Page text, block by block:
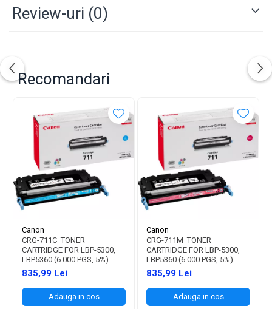
Review-uri (0)
Recomandari
Canon
CRG-711C TONER
CARTRIDGE FOR LBP-5300,
LBP5360 (6.000 PGS, 5%)
835,99 Lei
Adauga in cos
Canon
CRG-711M TONER
CARTRIDGE FOR LBP-5300,
LBP5360 (6.000 PGS, 5%)
835,99 Lei
Adauga in cos